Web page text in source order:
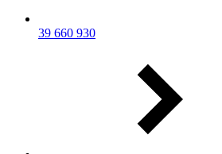
39 660 930